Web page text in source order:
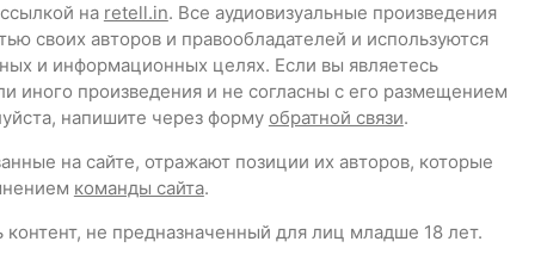
на retell.in. Все аудиовизуальные произведения
своих авторов и правообладателей и используются
и информационных целях. Если вы являетесь
иного произведения и не согласны с его размещением
напишите через форму обратной связи.
на сайте, отражают позиции их авторов, которые
команды сайта.
не предназначенный для лиц младше 18 лет.